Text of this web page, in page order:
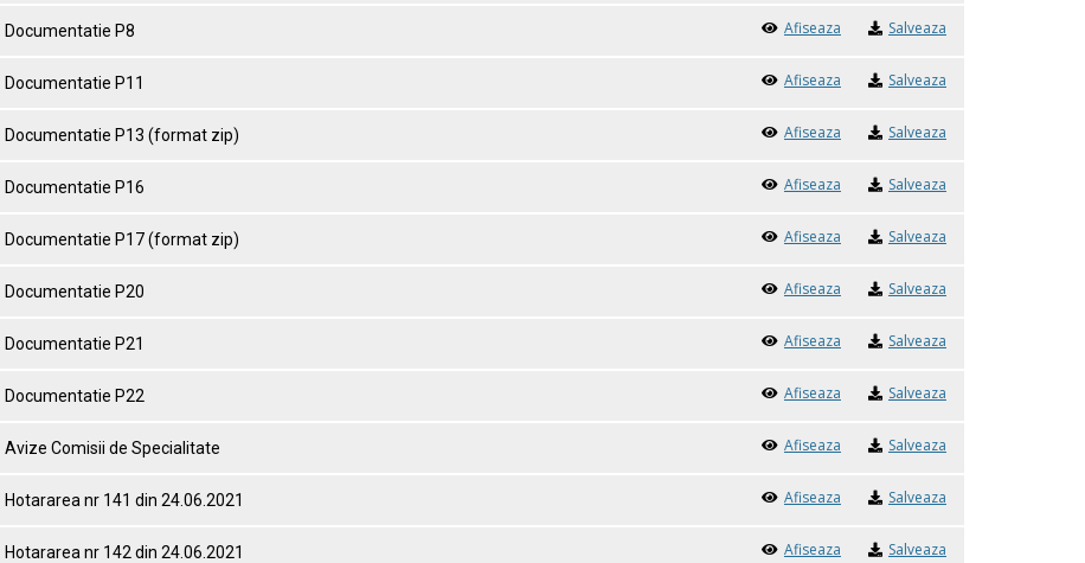
Documentatie P8 Afiseaza Salveaza
Documentatie P11 Afiseaza Salveaza
Documentatie P13 (format zip) Afiseaza Salveaza
Documentatie P16 Afiseaza Salveaza
Documentatie P17 (format zip) Afiseaza Salveaza
Documentatie P20 Afiseaza Salveaza
Documentatie P21 Afiseaza Salveaza
Documentatie P22 Afiseaza Salveaza
Avize Comisii de Specialitate Afiseaza Salveaza
Hotararea nr 141 din 24.06.2021 Afiseaza Salveaza
Hotararea nr 142 din 24.06.2021 Afiseaza Salveaza